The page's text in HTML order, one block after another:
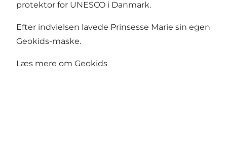
protektor for UNESCO i Danmark.
Efter indvielsen lavede Prinsesse Marie sin egen
Geokids-maske.
Læs mere om Geokids